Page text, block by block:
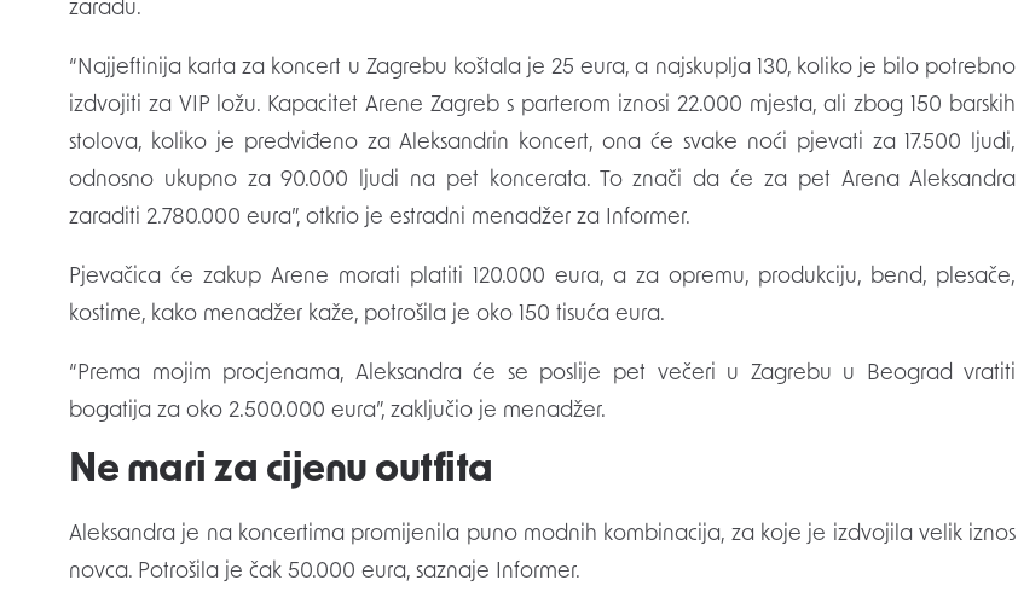
zaradu.
“Najjeftinija karta za koncert u Zagrebu koštala je 25 eura, a najskuplja 130, koliko je bilo potrebno
izdvojiti za VIP ložu. Kapacitet Arene Zagreb s parterom iznosi 22.000 mjesta, ali zbog 150 barskih
stolova, koliko je predviđeno za Aleksandrin koncert, ona će svake noći pjevati za 17.500 ljudi,
odnosno ukupno za 90.000 ljudi na pet koncerata. To znači da će za pet Arena Aleksandra
zaraditi 2.780.000 eura”, otkrio je estradni menadžer za Informer.
Pjevačica će zakup Arene morati platiti 120.000 eura, a za opremu, produkciju, bend, plesače,
kostime, kako menadžer kaže, potrošila je oko 150 tisuća eura.
“Prema mojim procjenama, Aleksandra će se poslije pet večeri u Zagrebu u Beograd vratiti
bogatija za oko 2.500.000 eura”, zaključio je menadžer.
Ne mari za cijenu outfita
Aleksandra je na koncertima promijenila puno modnih kombinacija, za koje je izdvojila velik iznos
novca. Potrošila je čak 50.000 eura, saznaje Informer.